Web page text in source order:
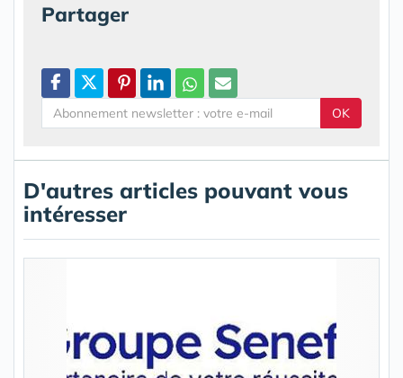
Partager
OK
D'autres articles pouvant vous
intéresser